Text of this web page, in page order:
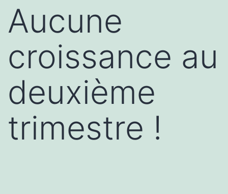
Aucune
croissance au
deuxième
trimestre !